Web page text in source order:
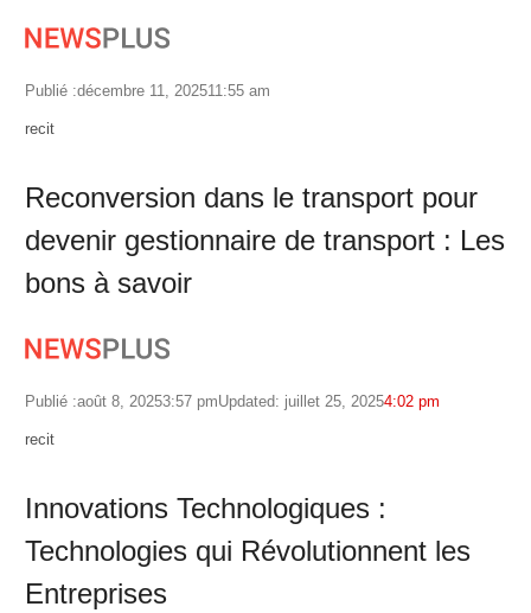
Publié :décembre 11, 202511:55 am
Author
recit
Reconversion dans le transport pour
devenir gestionnaire de transport : Les
bons à savoir
Publié :août 8, 20253:57 pmUpdated: juillet 25, 20254:02 pm
Author
recit
Innovations Technologiques :
Technologies qui Révolutionnent les
Entreprises